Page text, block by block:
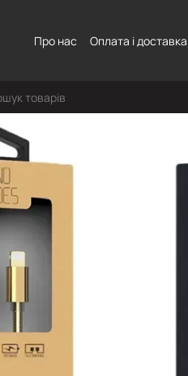
Про нас
Оплата і доставка